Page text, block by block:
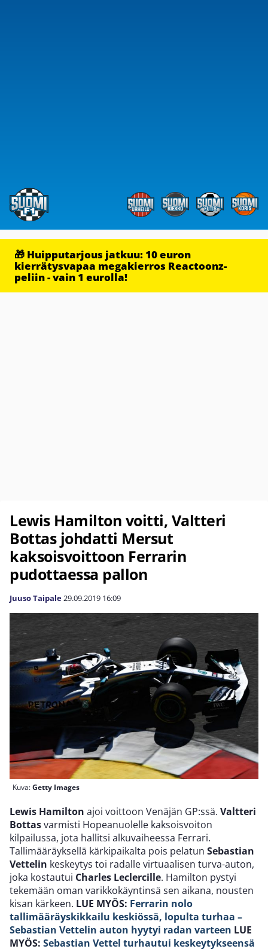
🎁 Huipputarjous jatkuu: 10 euron
kierrätysvapaa megakierros Reactoonz-
peliin - vain 1 eurolla!
Lewis Hamilton voitti, Valtteri
Bottas johdatti Mersut
kaksoisvoittoon Ferrarin
pudottaessa pallon
Juuso Taipale29.09.2019 16:09
Kuva:Getty Images
Lewis Hamilton ajoi voittoon Venäjän GP:ssä. Valtteri
Bottasvarmisti Hopeanuolelle kaksoisvoiton
kilpailussa, jota hallitsi alkuvaiheessa Ferrari.
Tallimääräyksellä kärkipaikalta pois pelatun Sebastian
Vettelin keskeytys toi radalle virtuaalisen turva-auton,
joka kostautui Charles Leclercille. Hamilton pystyi
tekemään oman varikkokäyntinsä sen aikana, nousten
kisan kärkeen. LUE MYÖS: Ferrarin nolo
tallimääräyskikkailu keskiössä, lopulta turhaa –
Sebastian Vettelin auton hyytyi radan varteen LUE
MYÖS: Sebastian Vettel turhautui keskeytykseensä